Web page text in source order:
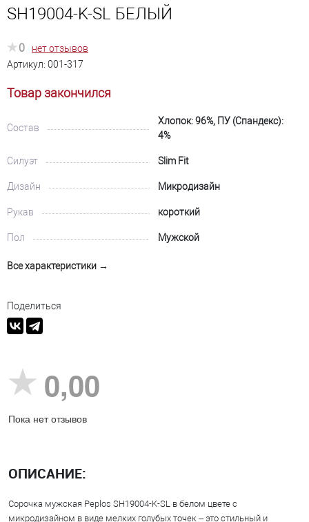
SH19004-K-SL БЕЛЫЙ
0
нет отзывов
Артикул: 001-317
Товар закончился
Состав
Хлопок: 96%, ПУ (Спандекс):
4%
Силуэт Slim Fit
Дизайн Микродизайн
Рукав короткий
Пол Мужской
Все характеристики →
Поделиться
0,00
Пока нет отзывов
ОПИСАНИЕ:
Сорочка мужская Peplos SH19004-K-SL в белом цвете с
микродизайном в виде мелких голубых точек – это стильный и